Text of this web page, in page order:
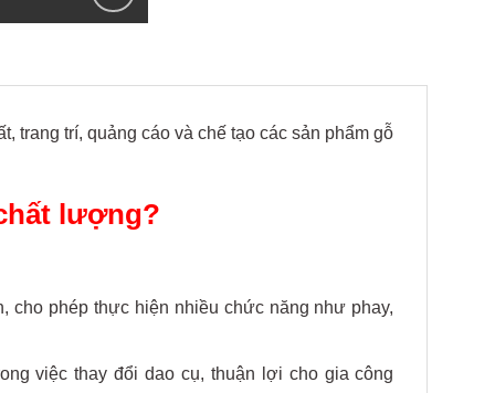
trang trí, quảng cáo và chế tạo các sản phẩm gỗ
lượng?
cho phép thực hiện nhiều chức năng như phay,
việc thay đổi dao cụ, thuận lợi cho gia công